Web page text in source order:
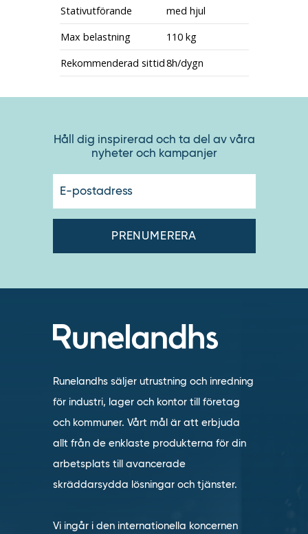
Stativutförande
med hjul
Max belastning
110 kg
Rekommenderad sittid8h/dygn
Håll dig inspirerad och ta del av våra
nyheter och kampanjer
Runelandhs säljer utrustning och inredning
för industri, lager och kontor till företag
och kommuner. Vårt mål är att erbjuda
allt från de enklaste produkterna för din
arbetsplats till avancerade
skräddarsydda lösningar och tjänster.
Vi ingår i den internationella koncernen